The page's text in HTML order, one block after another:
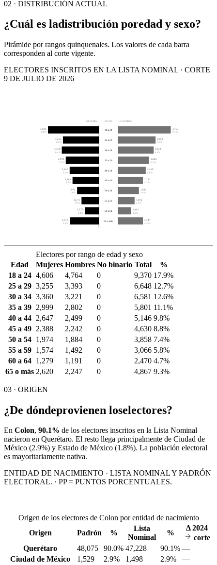
02 · DISTRIBUCIÓN ACTUAL
¿Cuál es ladistribución poredad y sexo?
Pirámide por rangos quinquenales. Los valores de cada barra
corresponden al corte vigente.
ELECTORES INSCRITOS EN LA LISTA NOMINAL · CORTE
9 DE JULIO DE 2026
MUJERES EDAD HOMBRES
4,606
8.8%
4,764
9.1%
18 a 24
3,255
6.2%
3,393
6.5%
25 a 29
3,360
6.4%
3,221
6.1%
30 a 34
2,999
5.7%
2,802
5.3%
35 a 39
2,647
5.0%
2,499
4.8%
40 a 44
2,388
4.6%
2,242
4.3%
45 a 49
1,974
3.8%
1,884
3.6%
50 a 54
1,574
3.0%
1,492
2.8%
55 a 59
1,279
2.4%
1,191
2.3%
60 a 64
2,620
5.0%
2,247
4.3%
65 o más
Electores por rango de edad y sexo
Edad
Mujeres Hombres No binario Total
%
18 a 24 4,606 4,764 0 9,370 17.9%
25 a 29 3,255 3,393 0 6,648 12.7%
30 a 34 3,360 3,221 0 6,581 12.6%
35 a 39
2,999 2,802 0 5,801 11.1%
40 a 44
2,647 2,499 0 5,146 9.8%
45 a 49
2,388 2,242 0 4,630 8.8%
50 a 54
1,974 1,884 0 3,858 7.4%
55 a 59
1,574 1,492 0 3,066 5.8%
60 a 64
1,279 1,191 0 2,470 4.7%
65 o más 2,620 2,247 0 4,867 9.3%
03 · ORIGEN
¿De dóndeprovienen loselectores?
En Colon, 90.1% de los electores inscritos en la Lista Nominal
nacieron en Querétaro. El resto llega principalmente de Ciudad de
México (2.9%) y Estado de México (1.8%). La población electoral
es mayoritariamente nativa.
ENTIDAD DE NACIMIENTO · LISTA NOMINAL Y PADRÓN
ELECTORAL. · PP = PUNTOS PORCENTUALES.
Origen de los electores de Colon por entidad de nacimiento
Origen
Padrón %
Lista
Nominal
%
Δ2024
corte
Querétaro
48,075 90.0% 47,228 90.1% —
Ciudad de México
1,529 2.9% 1,498 2.9%
—